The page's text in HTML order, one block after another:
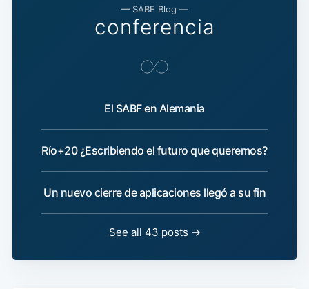
— SABF Blog —
conferencia
El SABF en Alemania
Río+20 ¿Escribiendo el futuro que queremos?
Un nuevo cierre de aplicaciones llegó a su fin
See all 43 posts →